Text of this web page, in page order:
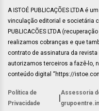
A ISTOÉ PUBLICAÇÕES LTDA é
vinculação editorial e societária
PUBLICACÕES LTDA
realizamos cobranças e que
contrato de assinatura da revista
autorizamos terceiros a fazê-lo,
conteúdo digital “https://
Política de
Privacidade
Assessoria